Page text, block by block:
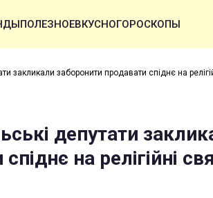
ПОЛЕЗНОЕВКУСНОГОРОСКОПЫ
закликали заборонити продавати спіднє на
депутати
на релігійні